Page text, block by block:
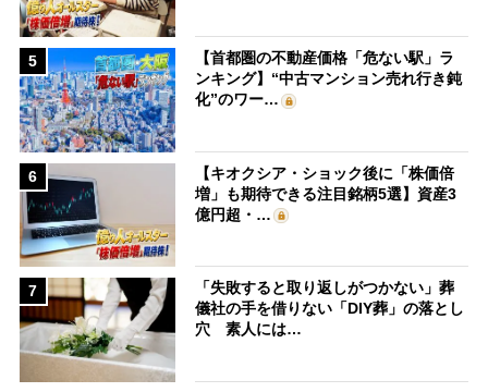
5
【首都圏の不動産価格「危ない駅」ラ
ンキング】“中古マンション売れ行き鈍
化”のワー…
6
【キオクシア・ショック後に「株価倍
増」も期待できる注目銘柄5選】資産3
億円超・…
7
「失敗すると取り返しがつかない」葬
儀社の手を借りない「DIY葬」の落とし
穴 素人には…